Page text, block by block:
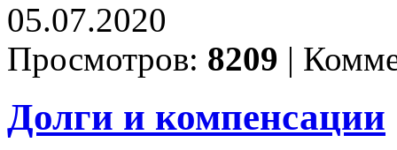
05.07.2020
Просмотров: 8209 |
Долги и компенсации